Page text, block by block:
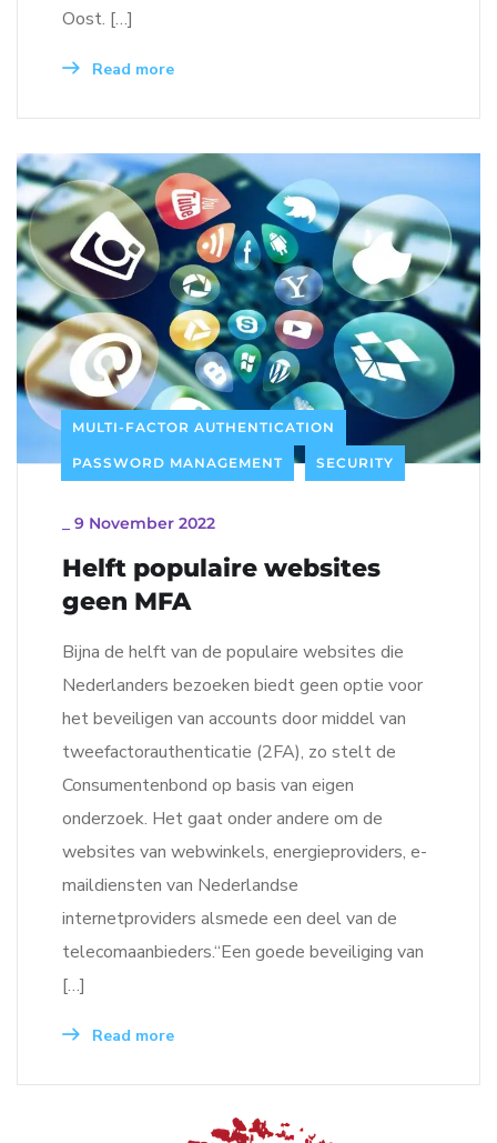
Oost. […]
Read more
MULTI-FACTOR AUTHENTICATION
PASSWORD MANAGEMENT SECURITY
9 November 2022
Helft populaire websites
geen MFA
Bijna de helft van de populaire websites die
Nederlanders bezoeken biedt geen optie voor
het beveiligen van accounts door middel van
tweefactorauthenticatie (2FA), zo stelt de
Consumentenbond op basis van eigen
onderzoek. Het gaat onder andere om de
websites van webwinkels, energieproviders, e-
maildiensten van Nederlandse
internetproviders alsmede een deel van de
telecomaanbieders.“Een goede beveiliging van
[…]
Read more